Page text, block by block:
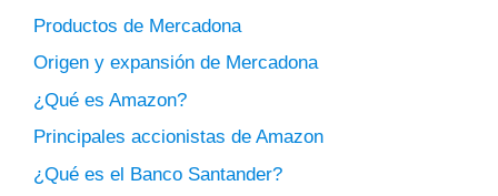
Productos de Mercadona
Origen y expansión de Mercadona
¿Qué es Amazon?
Principales accionistas de Amazon
¿Qué es el Banco Santander?